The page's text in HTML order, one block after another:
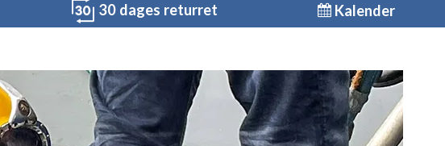
30 dages returret Kalender